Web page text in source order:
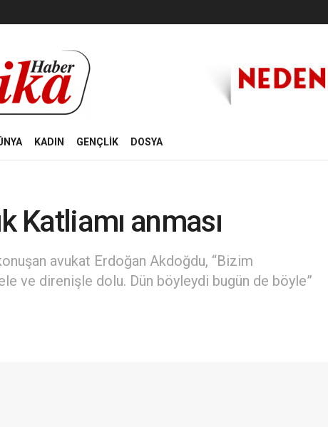
KADIN GENÇLİK DOSYA
Katliamı anması
avukat Erdoğan Akdoğdu, “Bizim
ve direnişle dolu. Dün böyleydi bugün de böyle”